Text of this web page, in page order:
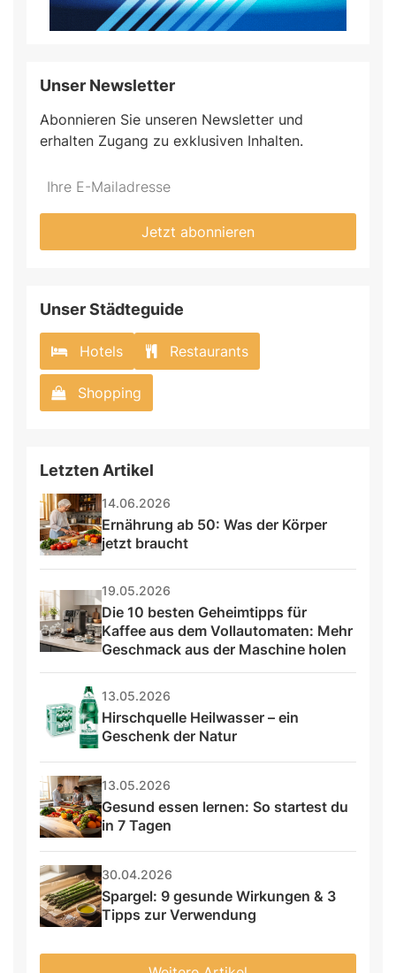
Unser Newsletter
Abonnieren Sie unseren Newsletter und
erhalten Zugang zu exklusiven Inhalten.
Do
fill
*Ihre
Mailadresse:
Jetzt abonnieren
Unser Städteguide
Hotels Restaurants
Shopping
Letzten Artikel
14.06.2026
Ernährung ab 50: Was der Körper
jetzt braucht
19.05.2026
Die 10 besten Geheimtipps für
Kaffee aus dem Vollautomaten: Mehr
Geschmack aus der Maschine holen
13.05.2026
Hirschquelle Heilwasser – ein
Geschenk der Natur
13.05.2026
Gesund essen lernen: So startest du
in 7 Tagen
30.04.2026
Spargel: 9 gesunde Wirkungen & 3
Tipps zur Verwendung